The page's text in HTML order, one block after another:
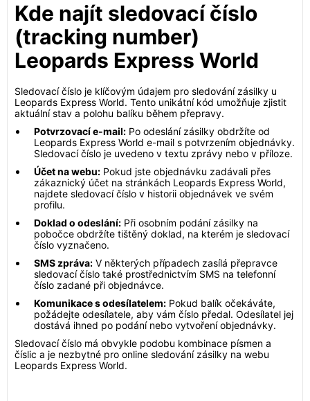
Kde najít sledovací číslo
(tracking number)
Leopards Express World
Sledovací číslo je klíčovým údajem pro sledování zásilky u
Leopards Express World. Tento unikátní kód umožňuje zjistit
aktuální stav a polohu balíku během přepravy.
Potvrzovací e-mail: Po odeslání zásilky obdržíte od
Leopards Express World e-mail s potvrzením objednávky.
Sledovací číslo je uvedeno v textu zprávy nebo v příloze.
Účet na webu: Pokud jste objednávku zadávali přes
zákaznický účet na stránkách Leopards Express World,
najdete sledovací číslo v historii objednávek ve svém
profilu.
Doklad o odeslání: Při osobním podání zásilky na
pobočce obdržíte tištěný doklad, na kterém je sledovací
číslo vyznačeno.
SMS zpráva: V některých případech zasílá přepravce
sledovací číslo také prostřednictvím SMS na telefonní
číslo zadané při objednávce.
Komunikace s odesílatelem: Pokud balík očekáváte,
požádejte odesílatele, aby vám číslo předal. Odesílatel jej
dostává ihned po podání nebo vytvoření objednávky.
Sledovací číslo má obvykle podobu kombinace písmen a
číslic a je nezbytné pro online sledování zásilky na webu
Leopards Express World.